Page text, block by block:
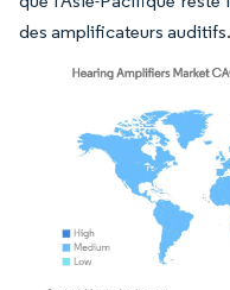
des amplificateurs auditifs.